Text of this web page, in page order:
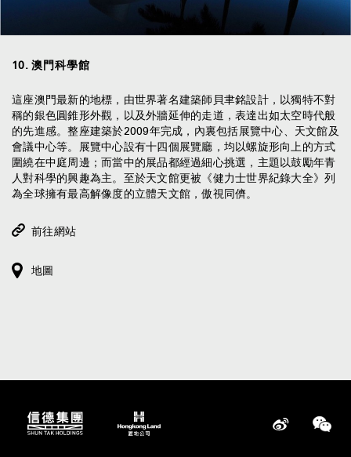
10. 澳門科學館
這座澳門最新的地標，由世界著名建築師貝聿銘設計，以獨特不對
稱的銀色圓錐形外觀，以及外牆延伸的走道，表達出如太空時代般
的先進感。整座建築於2009年完成，內裏包括展覽中心、天文館及
會議中心等。展覽中心設有十四個展覽廳，均以螺旋形向上的方式
圍繞在中庭周邊；而當中的展品都經過細心挑選，主題以鼓勵年青
人對科學的興趣為主。至於天文館更被《健力士世界紀錄大全》列
為全球擁有最高解像度的立體天文館，傲視同儕。
前往網站
地圖